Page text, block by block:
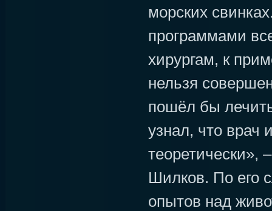
морских
программами
хирургам, к
нельзя
пошёл бы
узнал, что врач
теоретически»,
Шилков. По его
опытов над